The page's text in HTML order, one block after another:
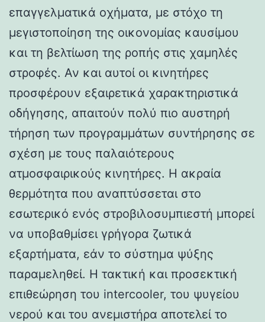
επαγγελματικά οχήματα, με στόχο τη
μεγιστοποίηση της οικονομίας καυσίμου
και τη βελτίωση της ροπής στις χαμηλές
στροφές. Αν και αυτοί οι κινητήρες
προσφέρουν εξαιρετικά χαρακτηριστικά
οδήγησης, απαιτούν πολύ πιο αυστηρή
τήρηση των προγραμμάτων συντήρησης σε
σχέση με τους παλαιότερους
ατμοσφαιρικούς κινητήρες. Η ακραία
θερμότητα που αναπτύσσεται στο
εσωτερικό ενός στροβιλοσυμπιεστή μπορεί
να υποβαθμίσει γρήγορα ζωτικά
εξαρτήματα, εάν το σύστημα ψύξης
παραμεληθεί. Η τακτική και προσεκτική
επιθεώρηση του intercooler, του ψυγείου
νερού και του ανεμιστήρα αποτελεί το